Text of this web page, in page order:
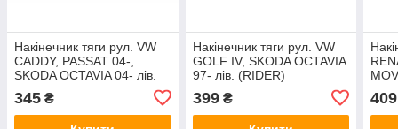
Накінечник тяги рул. VW
CADDY, PASSAT 04-,
SKODA OCTAVIA 04- лів.
345 ₴
Накінечник тяги рул. VW
GOLF IV, SKODA OCTAVIA
97- лів. (RIDER)
399₴ 409